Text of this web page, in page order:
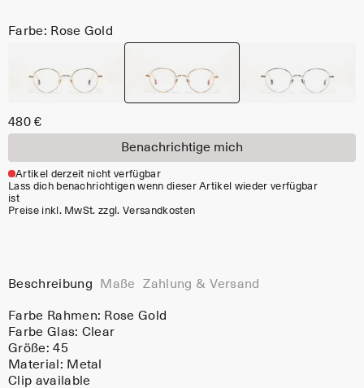
Farbe: Rose Gold
480 €
Benachrichtige mich
Artikel derzeit nicht verfügbar
Lass dich benachrichtigen wenn dieser Artikel wieder verfügbar
ist
Preise inkl. MwSt. zzgl. Versandkosten
Beschreibung Maße Zahlung & Versand
Farbe Rahmen: Rose Gold
Farbe Glas: Clear
Größe: 45
Material: Metal
Clip available